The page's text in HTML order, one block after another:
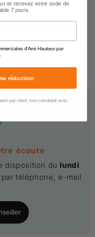
avant le paiement.
poidset duvolume
écoute
disposition du lundi
par téléphone, e-mail
et recevez votre code de
7 jours.
d'Ami-Hauteur par
réduction
par client, non cumulable avec